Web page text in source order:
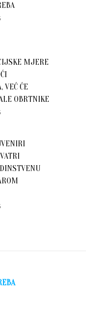
MJERE
VEĆ ĆE
OBRTNIKE